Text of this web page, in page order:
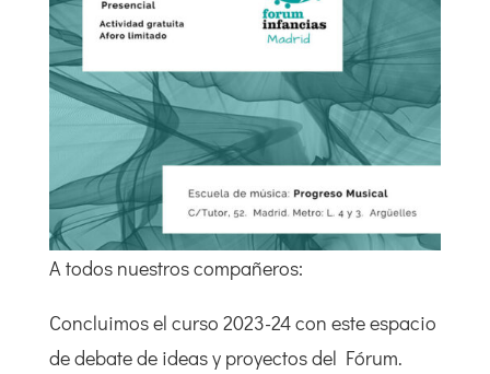
A todos nuestros compañeros:
Concluimos el curso 2023-24 con este espacio
de debate de ideas y proyectos del Fórum.